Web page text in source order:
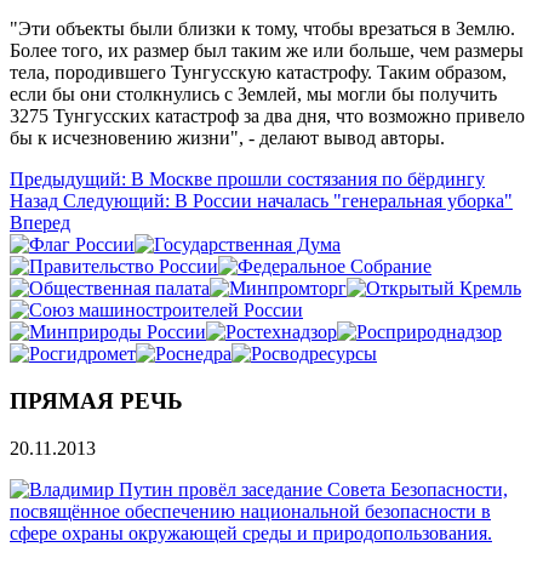
"Эти объекты были близки к тому, чтобы врезаться в Землю.
Более того, их размер был таким же или больше, чем размеры
тела, породившего Тунгусскую катастрофу. Таким образом,
если бы они столкнулись с Землей, мы могли бы получить
3275 Тунгусских катастроф за два дня, что возможно привело
бы к исчезновению жизни", - делают вывод авторы.
Предыдущий: В Москве прошли состязания по бёрдингу
Назад Следующий: В России началась "генеральная уборка"
Вперед
ПРЯМАЯ РЕЧЬ
20.11.2013